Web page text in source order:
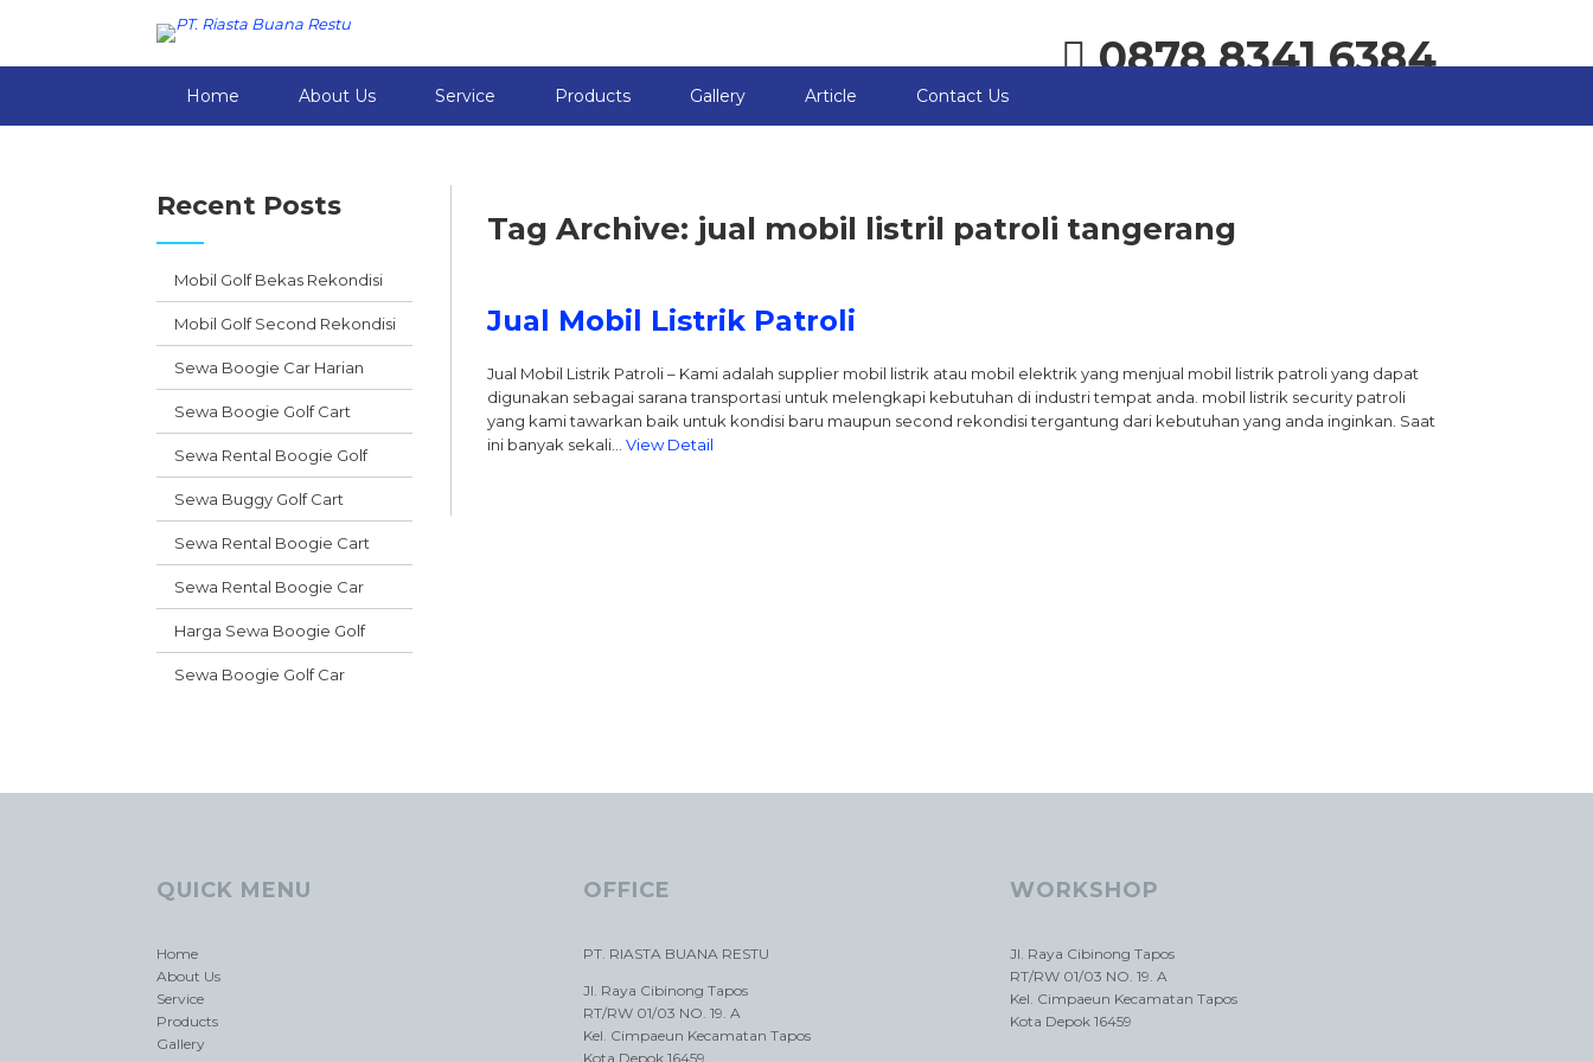
0878 8341 6384
Home About Us Service Products Gallery Article Contact Us
Tag Archive: jual mobil listril patroli tangerang
Jual Mobil Listrik Patroli
Jual Mobil Listrik Patroli – Kami adalah supplier mobil listrik atau mobil elektrik yang menjual mobil listrik patroli yang dapat
digunakan sebagai sarana transportasi untuk melengkapi kebutuhan di industri tempat anda. mobil listrik security patroli
yang kami tawarkan baik untuk kondisi baru maupun second rekondisi tergantung dari kebutuhan yang anda inginkan. Saat
ini banyak sekali…View Detail
Recent Posts
Mobil Golf Bekas Rekondisi
Mobil Golf Second Rekondisi
Sewa Boogie Car Harian
Sewa Boogie Golf Cart
Sewa Rental Boogie Golf
Sewa Buggy Golf Cart
Sewa Rental Boogie Cart
Sewa Rental Boogie Car
Harga Sewa Boogie Golf
Sewa Boogie Golf Car
QUICK MENU
Home
About Us
Service
Products
Gallery
OFFICE
PT. RIASTA BUANA RESTU
Jl. Raya Cibinong Tapos
RT/RW 01/03 NO. 19. A
Kel. Cimpaeun Kecamatan Tapos
Kota Depok 16459
WORKSHOP
Jl. Raya Cibinong Tapos
RT/RW 01/03 NO. 19. A
Kel. Cimpaeun Kecamatan Tapos
Kota Depok 16459